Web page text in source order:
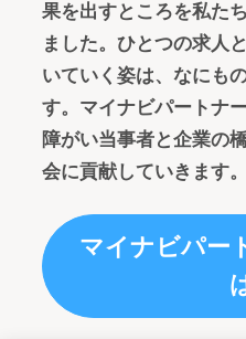
果を出すところを私た
ました。ひとつの求人
いていく姿は、なにも
す。マイナビパートナ
障がい当事者と企業の
会に貢献していきます。
マイナビパー